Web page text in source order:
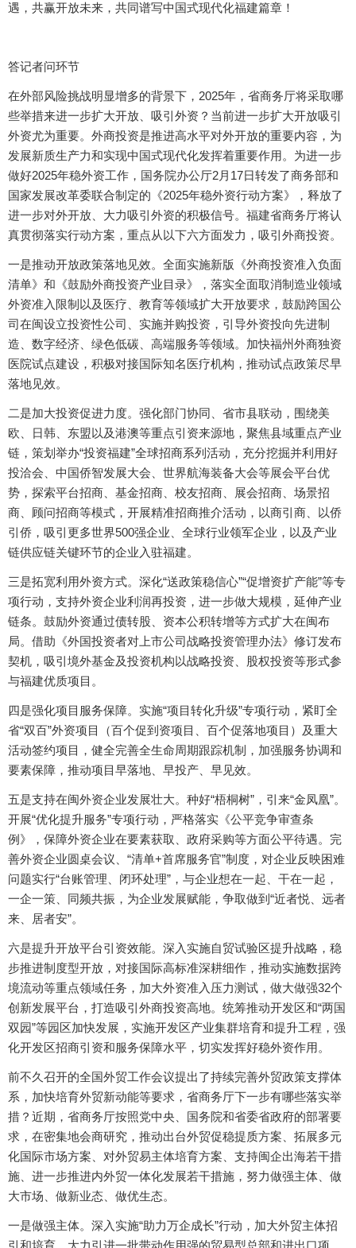
遇，共赢开放未来，共同谱写中国式现代化福建篇章！
答记者问环节
在外部风险挑战明显增多的背景下，2025年，省商务厅将采取哪
些举措来进一步扩大开放、吸引外资？当前进一步扩大开放吸引
外资尤为重要。外商投资是推进高水平对外开放的重要内容，为
发展新质生产力和实现中国式现代化发挥着重要作用。为进一步
做好2025年稳外资工作，国务院办公厅2月17日转发了商务部和
国家发展改革委联合制定的《2025年稳外资行动方案》，释放了
进一步对外开放、大力吸引外资的积极信号。福建省商务厅将认
真贯彻落实行动方案，重点从以下六方面发力，吸引外商投资。
一是推动开放政策落地见效。全面实施新版《外商投资准入负面
清单》和《鼓励外商投资产业目录》，落实全面取消制造业领域
外资准入限制以及医疗、教育等领域扩大开放要求，鼓励跨国公
司在闽设立投资性公司、实施并购投资，引导外资投向先进制
造、数字经济、绿色低碳、高端服务等领域。加快福州外商独资
医院试点建设，积极对接国际知名医疗机构，推动试点政策尽早
落地见效。
二是加大投资促进力度。强化部门协同、省市县联动，围绕美
欧、日韩、东盟以及港澳等重点引资来源地，聚焦县域重点产业
链，策划举办“投资福建”全球招商系列活动，充分挖掘并利用好
投洽会、中国侨智发展大会、世界航海装备大会等展会平台优
势，探索平台招商、基金招商、校友招商、展会招商、场景招
商、顾问招商等模式，开展精准招商推介活动，以商引商、以侨
引侨，吸引更多世界500强企业、全球行业领军企业，以及产业
链供应链关键环节的企业入驻福建。
三是拓宽利用外资方式。深化“送政策稳信心”“促增资扩产能”等专
项行动，支持外资企业利润再投资，进一步做大规模，延伸产业
链条。鼓励外资通过债转股、资本公积转增等方式扩大在闽布
局。借助《外国投资者对上市公司战略投资管理办法》修订发布
契机，吸引境外基金及投资机构以战略投资、股权投资等形式参
与福建优质项目。
四是强化项目服务保障。实施“项目转化升级”专项行动，紧盯全
省“双百”外资项目（百个促到资项目、百个促落地项目）及重大
活动签约项目，健全完善全生命周期跟踪机制，加强服务协调和
要素保障，推动项目早落地、早投产、早见效。
五是支持在闽外资企业发展壮大。种好“梧桐树”，引来“金凤凰”。
开展“优化提升服务”专项行动，严格落实《公平竞争审查条
例》，保障外资企业在要素获取、政府采购等方面公平待遇。完
善外资企业圆桌会议、“清单+首席服务官”制度，对企业反映困难
问题实行“台账管理、闭环处理”，与企业想在一起、干在一起，
一企一策、同频共振，为企业发展赋能，争取做到“近者悦、远者
来、居者安”。
六是提升开放平台引资效能。深入实施自贸试验区提升战略，稳
步推进制度型开放，对接国际高标准深耕细作，推动实施数据跨
境流动等重点领域任务，加大外资准入压力测试，做大做强32个
创新发展平台，打造吸引外商投资高地。统筹推动开发区和“两国
双园”等园区加快发展，实施开发区产业集群培育和提升工程，强
化开发区招商引资和服务保障水平，切实发挥好稳外资作用。
前不久召开的全国外贸工作会议提出了持续完善外贸政策支撑体
系，加快培育外贸新动能等要求，省商务厅下一步有哪些落实举
措？近期，省商务厅按照党中央、国务院和省委省政府的部署要
求，在密集地会商研究，推动出台外贸促稳提质方案、拓展多元
化国际市场方案、对外贸易主体培育方案、支持闽企出海若干措
施、进一步推进内外贸一体化发展若干措施，努力做强主体、做
大市场、做新业态、做优生态。
一是做强主体。深入实施“助力万企成长”行动，加大外贸主体招
引和培育，大力引进一批带动作用强的贸易型总部和进出口项